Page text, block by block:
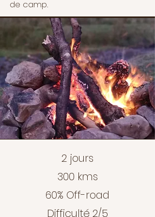
de camp.
2 jours
300 kms
60% Off-road
Difficulté 2/5